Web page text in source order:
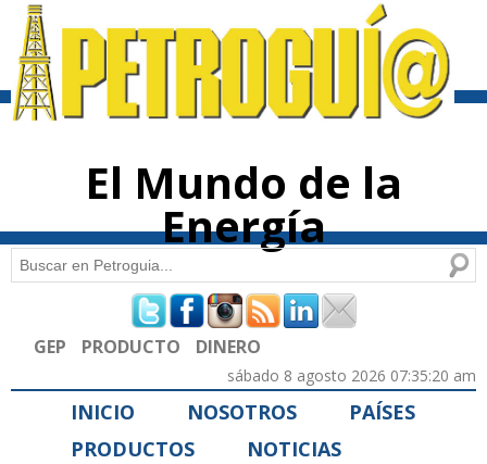
contenido
El Mundo de la
Energía
Formulario de búsqueda
Buscar
GEP PRODUCTO DINERO
sábado 8 agosto 2026 07:35:20 am
INICIO NOSOTROS
PAÍSES
PRODUCTOS
NOTICIAS